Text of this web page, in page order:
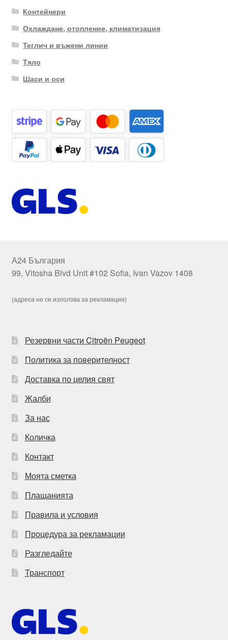
Контейнери
Охлаждане, отопление, климатизация
Теглич и въжени линии
Тяло
Шаси и оси
А24 България
99, Vitosha Blvd Unit #102 Sofia, Ivan Vazov 1408
(адреса не се използва за рекламации)
Резервни части Citroën Peugeot
Политика за поверителност
Доставка по целия свят
Жалби
За нас
Количка
Контакт
Моята сметка
Плащанията
Правила и условия
Процедура за рекламации
Разгледайте
Транспорт